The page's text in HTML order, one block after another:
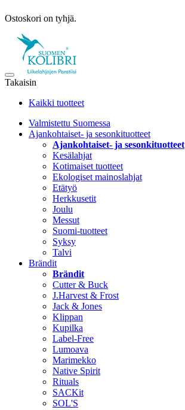
Ostoskori on tyhjä.
Takaisin
Kaikki tuotteet
Valmistettu Suomessa
Ajankohtaiset- ja sesonkituotteet
Ajankohtaiset- ja sesonkituotteet
Kesälahjat
Kotimaiset tuotteet
Ekologiset mainoslahjat
Etätyö
Herkkusetit
Joulu
Messut
Suomi-tuotteet
Syksy
Talvi
Brändit
Brändit
Cutter & Buck
J.Harvest & Frost
Jack & Jones
Klippan
Kupilka
Label-Free
Lumoava
Marimekko
Native Spirit
Rituals
SACKit
SOL'S